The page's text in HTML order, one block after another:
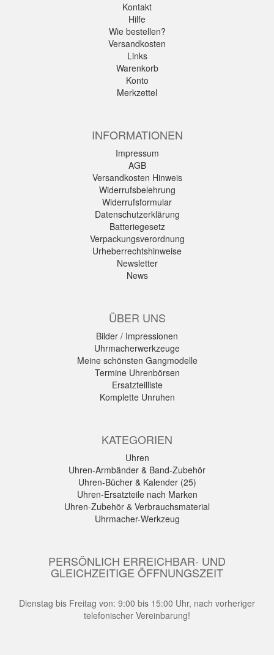
Kontakt
Hilfe
Wie bestellen?
Versandkosten
Links
Warenkorb
Konto
Merkzettel
INFORMATIONEN
Impressum
AGB
Versandkosten Hinweis
Widerrufsbelehrung
Widerrufsformular
Datenschutzerklärung
Batteriegesetz
Verpackungsverordnung
Urheberrechtshinweise
Newsletter
News
ÜBER UNS
Bilder / Impressionen
Uhrmacherwerkzeuge
Meine schönsten Gangmodelle
Termine Uhrenbörsen
Ersatzteilliste
Komplette Unruhen
KATEGORIEN
Uhren
Uhren-Armbänder & Band-Zubehör
Uhren-Bücher & Kalender (25)
Uhren-Ersatzteile nach Marken
Uhren-Zubehör & Verbrauchsmaterial
Uhrmacher-Werkzeug
PERSÖNLICH ERREICHBAR- UND
GLEICHZEITIGE ÖFFNUNGSZEIT
Dienstag bis Freitag von: 9:00 bis 15:00 Uhr, nach vorheriger
telefonischer Vereinbarung!